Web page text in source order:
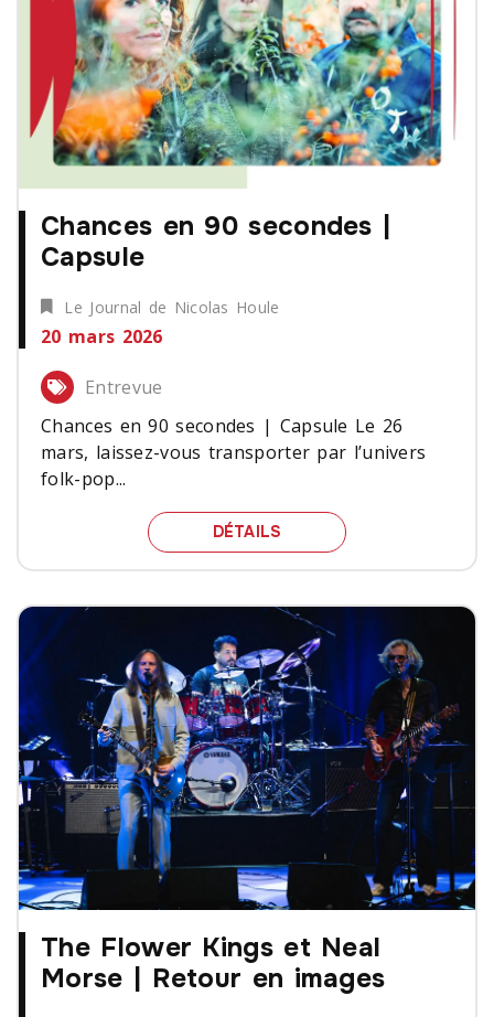
Chances en 90 secondes |
Capsule
Le Journal de Nicolas Houle
20 mars 2026
Entrevue
Chances en 90 secondes | Capsule Le 26
mars, laissez-vous transporter par l’univers
folk-pop...
DÉTAILS CHANCES EN 90
The Flower Kings et Neal
Morse | Retour en images